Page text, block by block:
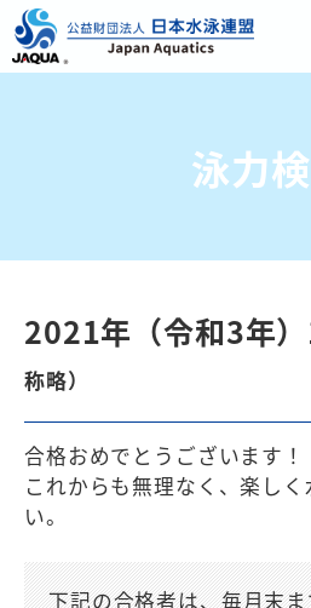
泳力
2021年（令和3年
称略）
合格おめでとうございます！
これからも無理なく、楽し
い。
下記の合格者は、毎月末